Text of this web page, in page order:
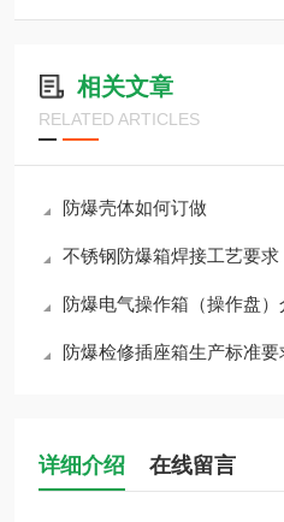
相关文章
RELATED ARTICLES
防爆壳体如何订做
不锈钢防爆箱焊接工艺要求
防爆电气操作箱（操作盘）
防爆检修插座箱生产标准要
详细介绍 在线留言